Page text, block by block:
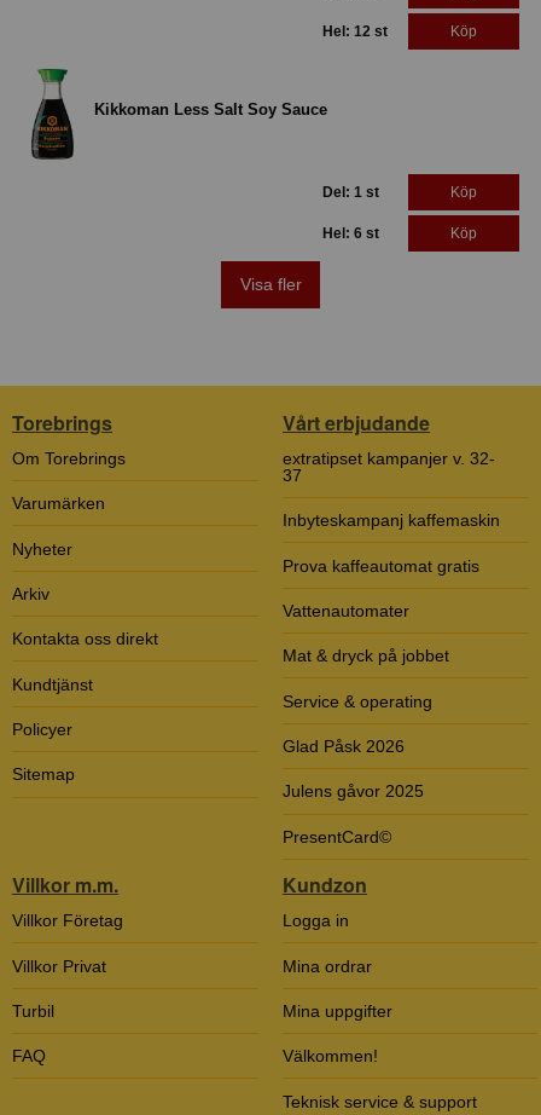
Hel: 12 st Köp
Kikkoman Less Salt Soy Sauce
Del: 1 st Köp
Hel: 6 st Köp
Visa fler
Torebrings
Om Torebrings
Varumärken
Nyheter
Arkiv
Kontakta oss direkt
Kundtjänst
Policyer
Sitemap
Vårt erbjudande
extratipset kampanjer v. 32-
37
Inbyteskampanj kaffemaskin
Prova kaffeautomat gratis
Vattenautomater
Mat & dryck på jobbet
Service & operating
Glad Påsk 2026
Julens gåvor 2025
PresentCard©
Villkor m.m.
Villkor Företag
Villkor Privat
Turbil
FAQ
Kundzon
Logga in
Mina ordrar
Mina uppgifter
Välkommen!
Teknisk service & support